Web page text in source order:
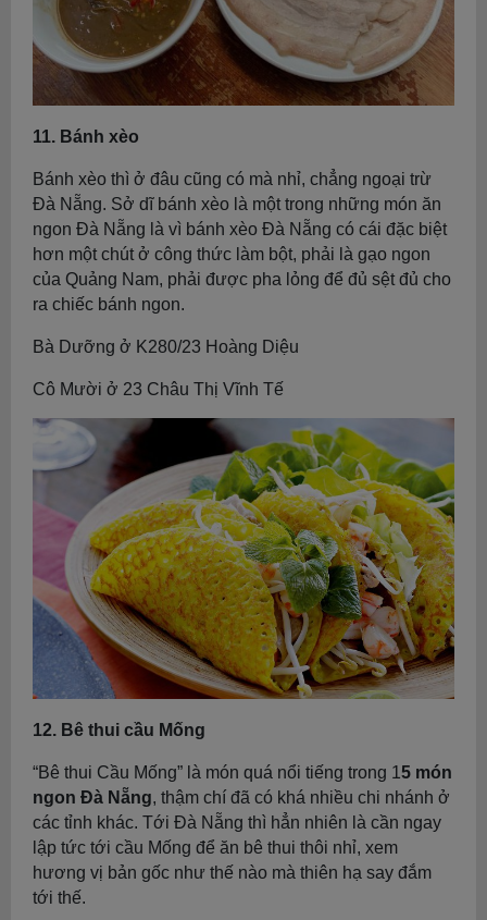
11. Bánh xèo
Bánh xèo thì ở đâu cũng có mà nhỉ, chẳng ngoại trừ
Đà Nẵng. Sở dĩ bánh xèo là một trong những món ăn
ngon Đà Nẵng là vì bánh xèo Đà Nẵng có cái đặc biệt
hơn một chút ở công thức làm bột, phải là gạo ngon
của Quảng Nam, phải được pha lỏng để đủ sệt đủ cho
ra chiếc bánh ngon.
Bà Dưỡng ở K280/23 Hoàng Diệu
Cô Mười ở 23 Châu Thị Vĩnh Tế
12. Bê thui cầu Mống
“Bê thui Cầu Mống” là món quá nổi tiếng trong 1 5 món
ngon Đà Nẵng, thậm chí đã có khá nhiều chi nhánh ở
các tỉnh khác. Tới Đà Nẵng thì hẳn nhiên là cần ngay
lập tức tới cầu Mống để ăn bê thui thôi nhỉ, xem
hương vị bản gốc như thế nào mà thiên hạ say đắm
tới thế.